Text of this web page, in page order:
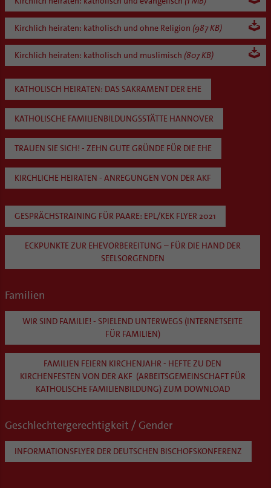
Kirchlich heiraten: katholisch und ohne Religion (987 KB)
Kirchlich heiraten: katholisch und muslimisch (807 KB)
KATHOLISCH HEIRATEN: DAS SAKRAMENT DER EHE
KATHOLISCHE FAMILIENBILDUNGSSTÄTTE HANNOVER
TRAUEN SIE SICH! - ZEHN GUTE GRÜNDE FÜR DIE EHE
KIRCHLICHE HEIRATEN - ANREGUNGEN VON DER AKF
GESPRÄCHSTRAINING FÜR PAARE: EPL/KEK FLYER 2021
ECKPUNKTE ZUR EHEVORBEREITUNG – FÜR DIE HAND DER
SEELSORGENDEN
Familien
WIR SIND FAMILIE! - SPIELEND UNTERWEGS (INTERNETSEITE
FÜR FAMILIEN)
FAMILIEN FEIERN KIRCHENJAHR - HEFTE ZU DEN
KIRCHENFESTEN VON DER AKF (ARBEITSGEMEINSCHAFT FÜR
KATHOLISCHE FAMILIENBILDUNG) ZUM DOWNLOAD
Geschlechtergerechtigkeit / Gender
INFORMATIONSFLYER DER DEUTSCHEN BISCHOFSKONFERENZ